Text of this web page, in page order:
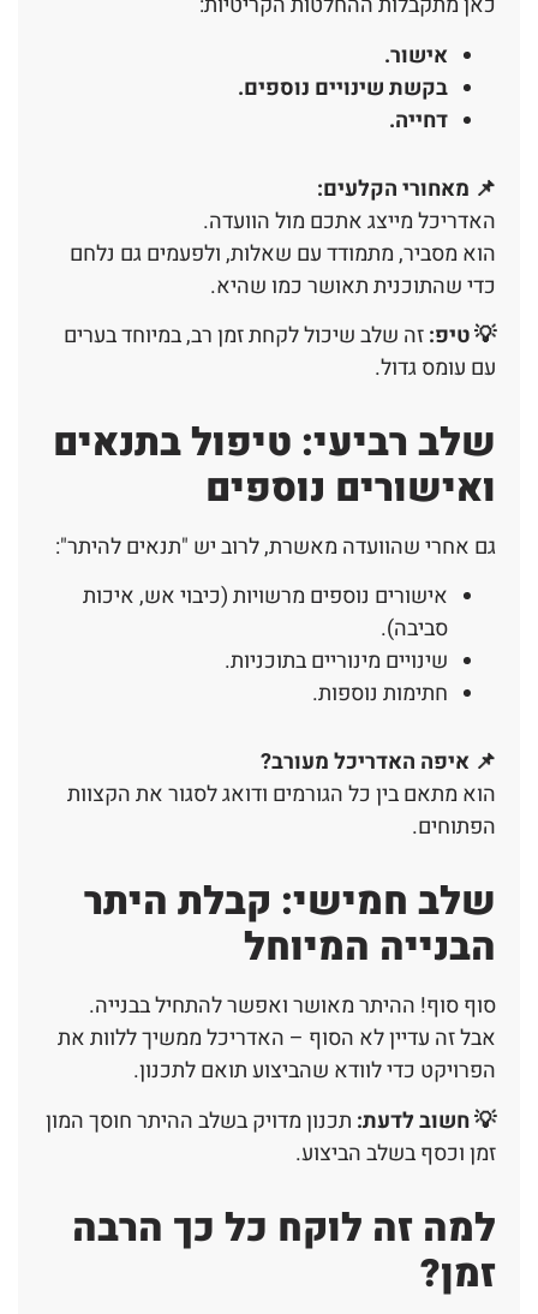
אישור.
בקשת שינויים נוספים.
דחייה.
📌 מאחורי הקלעים:
האדריכל מייצג אתכם מול הוועדה.
הוא מסביר, מתמודד עם שאלות, ולפעמים גם נלחם
כדי שהתוכנית תאושר כמו שהיא.
💡 טיפ:זה שלב שיכול לקחת זמן רב, במיוחד בערים
עם עומס גדול.
שלב רביעי: טיפול בתנאים
ואישורים נוספים
גם אחרי שהוועדה מאשרת, לרוב יש "תנאים להיתר":
אישורים נוספים מרשויות (כיבוי אש, איכות
סביבה).
שינויים מינוריים בתוכניות.
חתימות נוספות.
📌 איפה האדריכל מעורב?
הוא מתאם בין כל הגורמים ודואג לסגור את הקצוות
הפתוחים.
שלב חמישי: קבלת היתר
הבנייה המיוחל
סוף סוף! ההיתר מאושר ואפשר להתחיל בבנייה.
אבל זה עדיין לא הסוף – האדריכל ממשיך ללוות את
הפרויקט כדי לוודא שהביצוע תואם לתכנון.
💡 חשוב לדעת: תכנון מדויק בשלב ההיתר חוסך המון
זמן וכסף בשלב הביצוע.
למה זה לוקח כל כך הרבה
זמן?